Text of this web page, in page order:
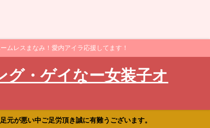
ムレスまなみ！愛内アイラ応援してます！
グ・ゲイなー女装子オ
が悪い中ご足労頂き誠に有難うございます。